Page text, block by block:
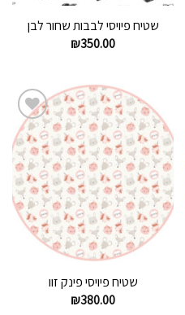
שטיח פיויסי לבבות שחור לבן
₪350.00
הוסף
לרשימת
המשאלות
שטיח פיויסי פינק זוו
₪380.00